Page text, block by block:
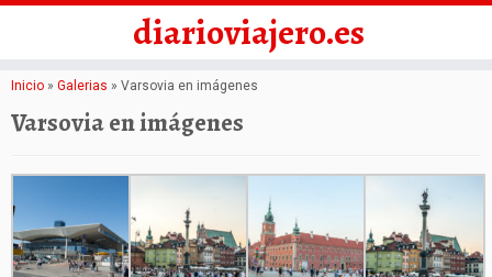
Saltar
al
contenido
diarioviajero.es
Inicio » Galerias » Varsovia en imágenes
Varsovia en imágenes